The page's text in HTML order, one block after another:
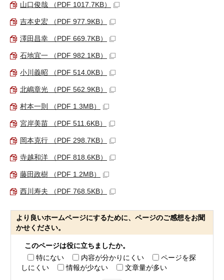
山口俊哉 （PDF 1017.7KB）
吉本史宏 （PDF 977.9KB）
澤田昌幸 （PDF 669.7KB）
石地宜一 （PDF 982.1KB）
小川義昭 （PDF 514.0KB）
北嶋章光 （PDF 562.9KB）
村本一則 （PDF 1.3MB）
宮岸美苗 （PDF 511.6KB）
岡本克行 （PDF 298.7KB）
寺越和洋 （PDF 818.6KB）
藤田政樹 （PDF 1.2MB）
西川寿夫 （PDF 768.5KB）
より良いホームページにするために、ページのご感想をお聞
かせください。
このページは役に立ちましたか。
特にない
内容が分かりにくい
ページを探
しにくい
情報が少ない 文章量が多い